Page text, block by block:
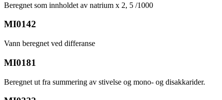
Beregnet som innholdet av natrium x 2, 5 /1000
MI0142
Vann beregnet ved differanse
MI0181
Beregnet ut fra summering av stivelse og mono- og disakkarider.